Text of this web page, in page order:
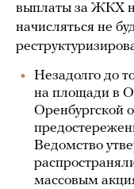
выплаты за ЖКХ
начисляться не
Незадолго до
на площади в
Оренбургской
Ведомство
массовым